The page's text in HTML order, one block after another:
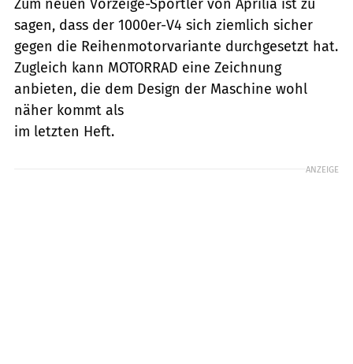
Zum neuen Vorzeige-Sportler von Aprilia ist zu
sagen, dass der 1000er-V4 sich ziemlich sicher
gegen die Reihenmotorvariante durchgesetzt hat.
Zugleich kann MOTORRAD eine Zeichnung
anbieten, die dem Design der Maschine wohl
näher kommt als
im letzten Heft.
ANZEIGE